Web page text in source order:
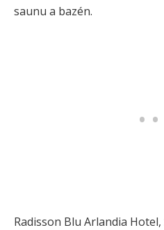
saunu a bazén.
Radisson Blu Arlandia